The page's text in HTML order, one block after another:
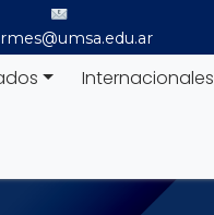
Internacionales